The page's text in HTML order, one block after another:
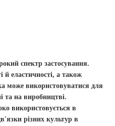
спектр застосування.
й еластичності, а також
може використовуватися для
та на виробництві.
використовується в
різних культур в